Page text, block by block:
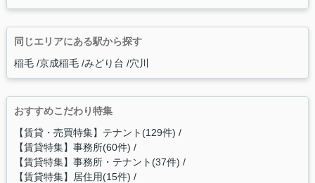
同じエリアにある駅から探す
稲毛 京成稲毛 みどり台 穴川
おすすめこだわり特集
【賃貸・売買特集】テナント(129件)
【賃貸特集】事務所(60件)
【賃貸特集】事務所・テナント(37件)
【賃貸特集】居住用(15件)